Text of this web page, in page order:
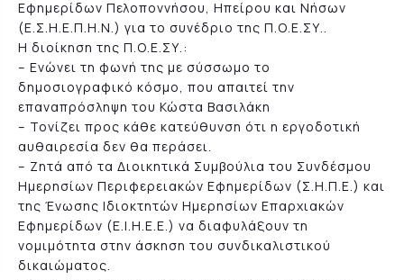
Εφημερίδων Πελοποννήσου, Ηπείρου και Νήσων
(Ε.Σ.Η.Ε.Π.Η.Ν.) για το συνέδριο της Π.Ο.Ε.ΣΥ..
Η διοίκηση της Π.Ο.Ε.ΣΥ.:
– Ενώνει τη φωνή της με σύσσωμο το
δημοσιογραφικό κόσμο, που απαιτεί την
επαναπρόσληψη του Κώστα Βασιλάκη
– Τονίζει προς κάθε κατεύθυνση ότι η εργοδοτική
αυθαιρεσία δεν θα περάσει.
– Ζητά από τα Διοικητικά Συμβούλια του Συνδέσμου
Ημερησίων Περιφερειακών Εφημερίδων (Σ.Η.Π.Ε.) και
της Ένωσης Ιδιοκτητών Ημερησίων Επαρχιακών
Εφημερίδων (Ε.Ι.Η.Ε.Ε.) να διαφυλάξουν τη
νομιμότητα στην άσκηση του συνδικαλιστικού
δικαιώματος.